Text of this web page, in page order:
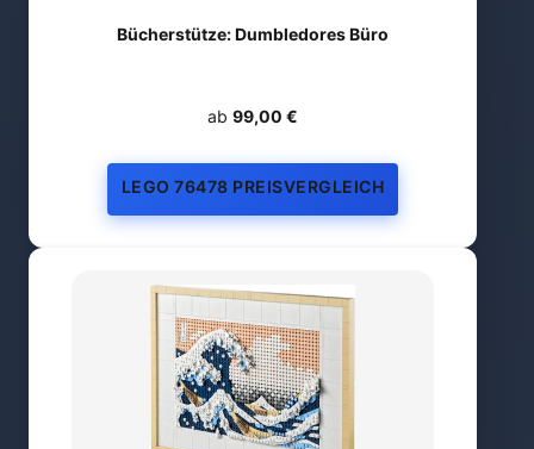
Bücherstütze: Dumbledores Büro
ab 99,00 €
LEGO 76478 PREISVERGLEICH